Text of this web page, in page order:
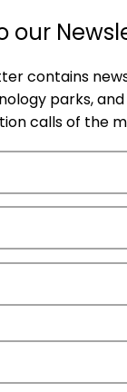
our
contains
parks,
calls of the